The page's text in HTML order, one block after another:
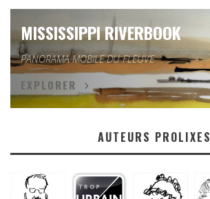
MISSISSIPPI RIVERBOOK
PANORAMA MOBILE DU FLEUVE
EXPLORER
AUTEURS PROLIXES